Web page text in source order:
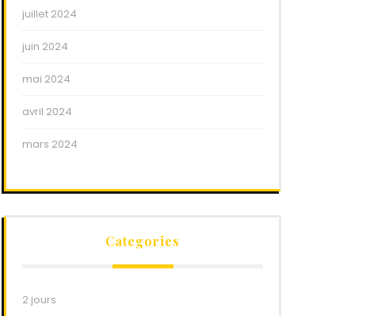
juillet 2024
juin 2024
mai 2024
avril 2024
mars 2024
Categories
2 jours